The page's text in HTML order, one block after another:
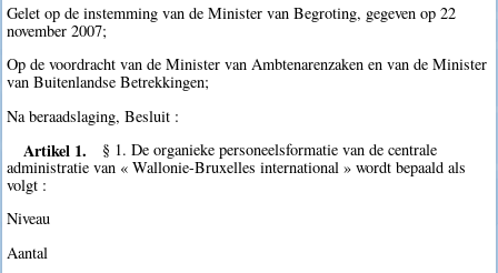
Gelet op de instemming van de Minister van Begroting, gegeven op 22
november 2007;
Op de voordracht van de Minister van Ambtenarenzaken en van de Minister
van Buitenlandse Betrekkingen;
Na beraadslaging, Besluit :
Artikel 1.
§ 1. De organieke personeelsformatie van de centrale
administratie van « Wallonie-Bruxelles international » wordt bepaald als
volgt :
Niveau
Aantal